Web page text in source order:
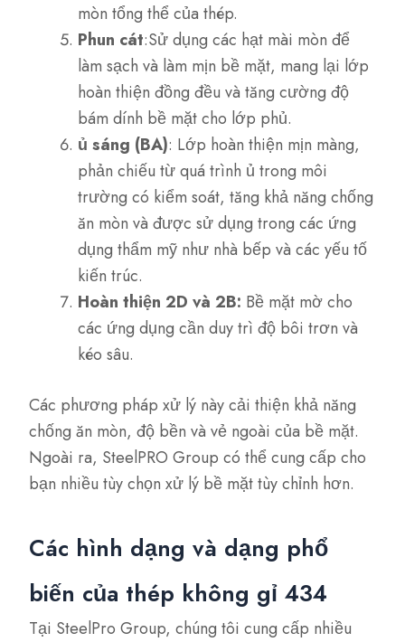
mòn tổng thể của thép.
Phun cát:Sử dụng các hạt mài mòn để
làm sạch và làm mịn bề mặt, mang lại lớp
hoàn thiện đồng đều và tăng cường độ
bám dính bề mặt cho lớp phủ.
ủ sáng (BA): Lớp hoàn thiện mịn màng,
phản chiếu từ quá trình ủ trong môi
trường có kiểm soát, tăng khả năng chống
ăn mòn và được sử dụng trong các ứng
dụng thẩm mỹ như nhà bếp và các yếu tố
kiến trúc.
Hoàn thiện 2D và 2B: Bề mặt mờ cho
các ứng dụng cần duy trì độ bôi trơn và
kéo sâu.
Các phương pháp xử lý này cải thiện khả năng
chống ăn mòn, độ bền và vẻ ngoài của bề mặt.
Ngoài ra, SteelPRO Group có thể cung cấp cho
bạn nhiều tùy chọn xử lý bề mặt tùy chỉnh hơn.
Các hình dạng và dạng phổ
biến của thép không gỉ 434
Tại SteelPro Group, chúng tôi cung cấp nhiều